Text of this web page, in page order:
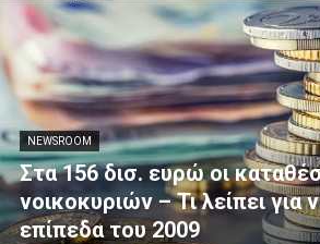
NEWSROOM
Στα 156 δισ. ευρώ οι
νοικοκυριών – Τι λείπει για
επίπεδα του 2009